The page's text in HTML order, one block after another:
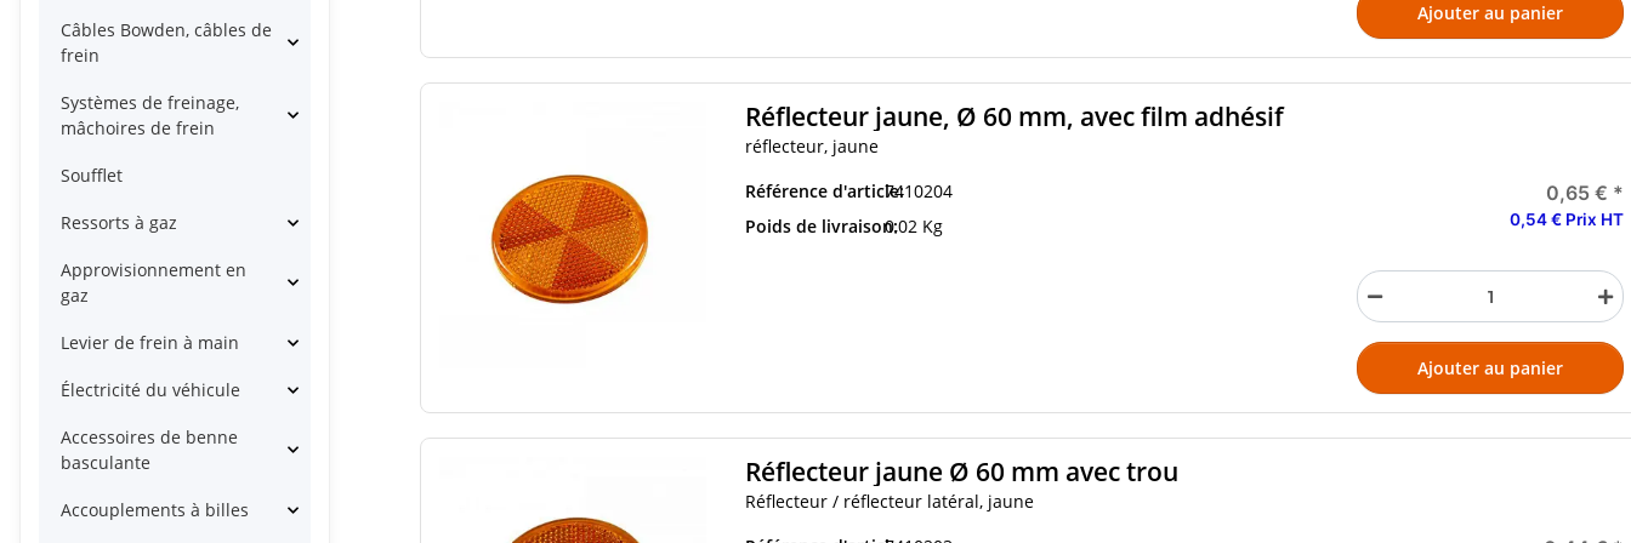
Ajouter au panier
Réflecteur jaune, Ø 60 mm, avec film adhésif
réflecteur, jaune
Référence d'article:7410204
Poids de livraison:0,02 Kg
0,65 € *
0,54 € Prix HT
Ajouter au panier
Réflecteur jaune Ø 60 mm avec trou
Réflecteur / réflecteur latéral, jaune
Câbles Bowden, câbles de
frein
Systèmes de freinage,
mâchoires de frein
Soufflet
Ressorts à gaz
Approvisionnement en
gaz
Levier de frein à main
Électricité du véhicule
Accessoires de benne
basculante
Accouplements à billes